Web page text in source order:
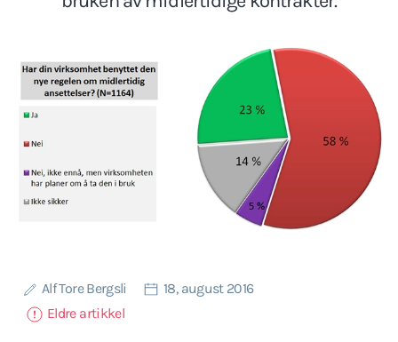
Alf Tore Bergsli
18, august 2016
Eldre artikkel